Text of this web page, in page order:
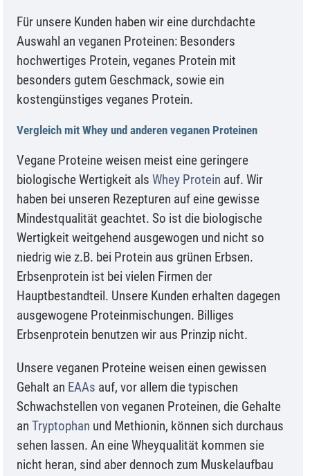
Für unsere Kunden haben wir eine durchdachte
Auswahl an veganen Proteinen: Besonders
hochwertiges Protein, veganes Protein mit
besonders gutem Geschmack, sowie ein
kostengünstiges veganes Protein.
Vergleich mit Whey und anderen veganen Proteinen
Vegane Proteine weisen meist eine geringere
biologische Wertigkeit alsWhey Protein auf. Wir
haben bei unseren Rezepturen auf eine gewisse
Mindestqualität geachtet. So ist die biologische
Wertigkeit weitgehend ausgewogen und nicht so
niedrig wie z.B. bei Protein aus grünen Erbsen.
Erbsenprotein ist bei vielen Firmen der
Hauptbestandteil. Unsere Kunden erhalten dagegen
ausgewogene Proteinmischungen. Billiges
Erbsenprotein benutzen wir aus Prinzip nicht.
Unsere veganen Proteine weisen einen gewissen
Gehalt an EAAs auf, vor allem die typischen
Schwachstellen von veganen Proteinen, die Gehalte
anTryptophan und Methionin, können sich durchaus
sehen lassen. An eine Wheyqualität kommen sie
nicht heran, sind aber dennoch zum Muskelaufbau